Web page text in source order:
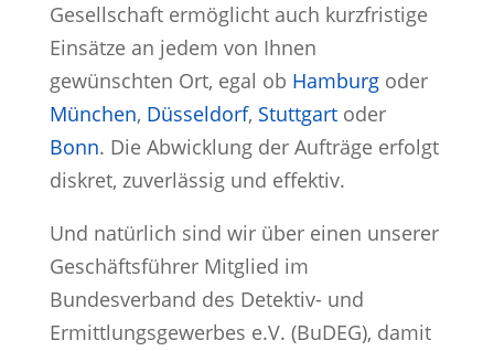
Gesellschaft ermöglicht auch kurzfristige
Einsätze an jedem von Ihnen
gewünschten Ort, egal ob Hamburgoder
München, Düsseldorf, Stuttgart oder
Bonn. Die Abwicklung der Aufträge erfolgt
diskret, zuverlässig und effektiv.
Und natürlich sind wir über einen unserer
Geschäftsführer Mitglied im
Bundesverband des Detektiv- und
Ermittlungsgewerbes e.V. (BuDEG), damit